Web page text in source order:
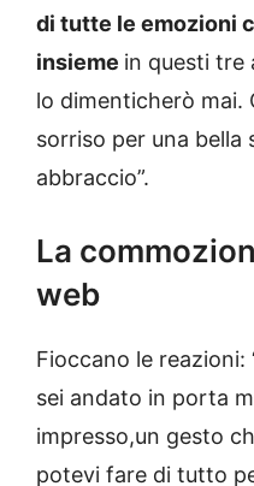
di tutte le emozioni
insieme in questi tre
lo dimenticherò mai.
sorriso per una bella
abbraccio”.
La
web
Fioccano le reazioni:
sei andato in porta
impresso,un gesto
potevi fare di tutto